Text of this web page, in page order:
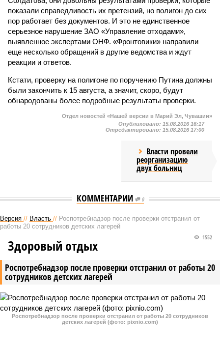
показали справедливость их претензий, но полигон до сих
пор работает без документов. И это не единственное
серьезное нарушение ЗАО «Управление отходами»,
выявленное экспертами ОНФ. «Фронтовики» направили
еще несколько обращений в другие ведомства и ждут
реакции и ответов.
Кстати, проверку на полигоне по поручению Путина должны
были закончить к 15 августа, а значит, скоро, будут
обнародованы более подробные результаты проверки.
Отдел новостей «Нашей версии в Марий Эл, Чувашии»
Опубликовано: 15.08.2016 16:17
Отредактировано: 15.08.2016 17:00
Власти провели
реорганизацию
двух больниц
КОММЕНТАРИИ 0
Версия // Власть // Роспотребнадзор после проверки отстранил от
работы 20 сотрудников детских лагерей
Роспотребнадзор после проверки отстранил от работы 20
сотрудников детских лагерей
1552
Здоровый отдых
Роспотребнадзор после проверки отстранил от работы 20 сотрудников
детских лагерей (фото: pixnio.com)